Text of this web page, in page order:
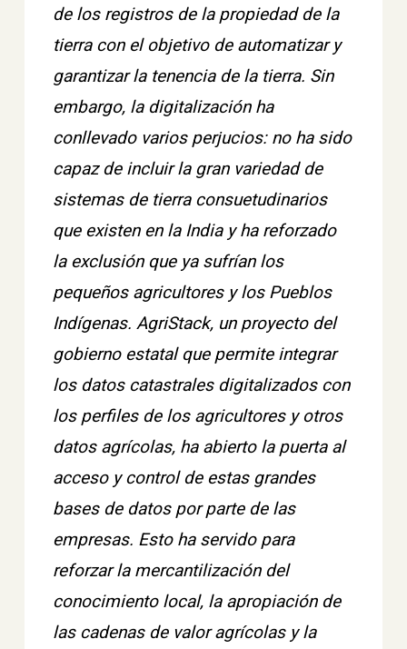
de los registros de la propiedad de la
tierra con el objetivo de automatizar y
garantizar la tenencia de la tierra. Sin
embargo, la digitalización ha
conllevado varios perjucios: no ha sido
capaz de incluir la gran variedad de
sistemas de tierra consuetudinarios
que existen en la India y ha reforzado
la exclusión que ya sufrían los
pequeños agricultores y los Pueblos
Indígenas. AgriStack, un proyecto del
gobierno estatal que permite integrar
los datos catastrales digitalizados con
los perfiles de los agricultores y otros
datos agrícolas, ha abierto la puerta al
acceso y control de estas grandes
bases de datos por parte de las
empresas. Esto ha servido para
reforzar la mercantilización del
conocimiento local, la apropiación de
las cadenas de valor agrícolas y la